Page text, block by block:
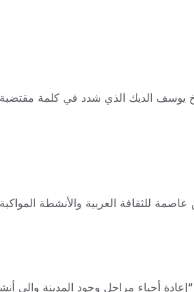
يوسف الديك الذي شدد في كلمة
للثقافة العربية والأنشطة
أحياء مراحل وجود المدينة والى